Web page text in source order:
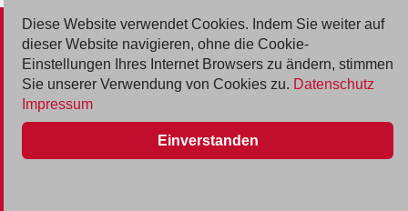
© 2026 Deutsche Jobmarkt GmbH
Inserieren
Kontakt
AGB
Diese Website verwendet Cookies. Indem Sie weiter auf
dieser Website navigieren, ohne die Cookie-
Einstellungen Ihres Internet Browsers zu ändern, stimmen
Sie unserer Verwendung von Cookies zu. Datenschutz
Impressum
Einverstanden